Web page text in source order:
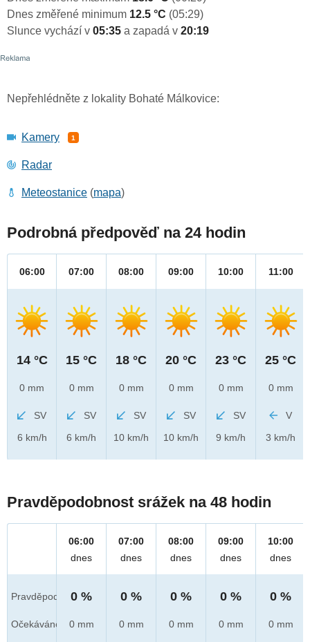
Dnes změřené minimum 12.5 °C (05:29)
Slunce vychází v 05:35 a zapadá v 20:19
Nepřehlédněte z lokality Bohaté Málkovice:
Kamery 1
Radar
Meteostanice (mapa)
Podrobná předpověď na 24 hodin
06:00
14 °C
0 mm
SV
6 km/h
07:00
15 °C
0 mm
SV
6 km/h
08:00
18 °C
0 mm
SV
10 km/h
09:00
20 °C
0 mm
SV
10 km/h
10:00
23 °C
0 mm
SV
9 km/h
11:00
25 °C
0 mm
V
3 km/h
Pravděpodobnost srážek na 48 hodin
Pravděpod.
Očekáváno
06:00
dnes
0 %
0 mm
07:00
dnes
0 %
0 mm
08:00
dnes
0 %
0 mm
09:00
dnes
0 %
0 mm
10:00
dnes
0 %
0 mm